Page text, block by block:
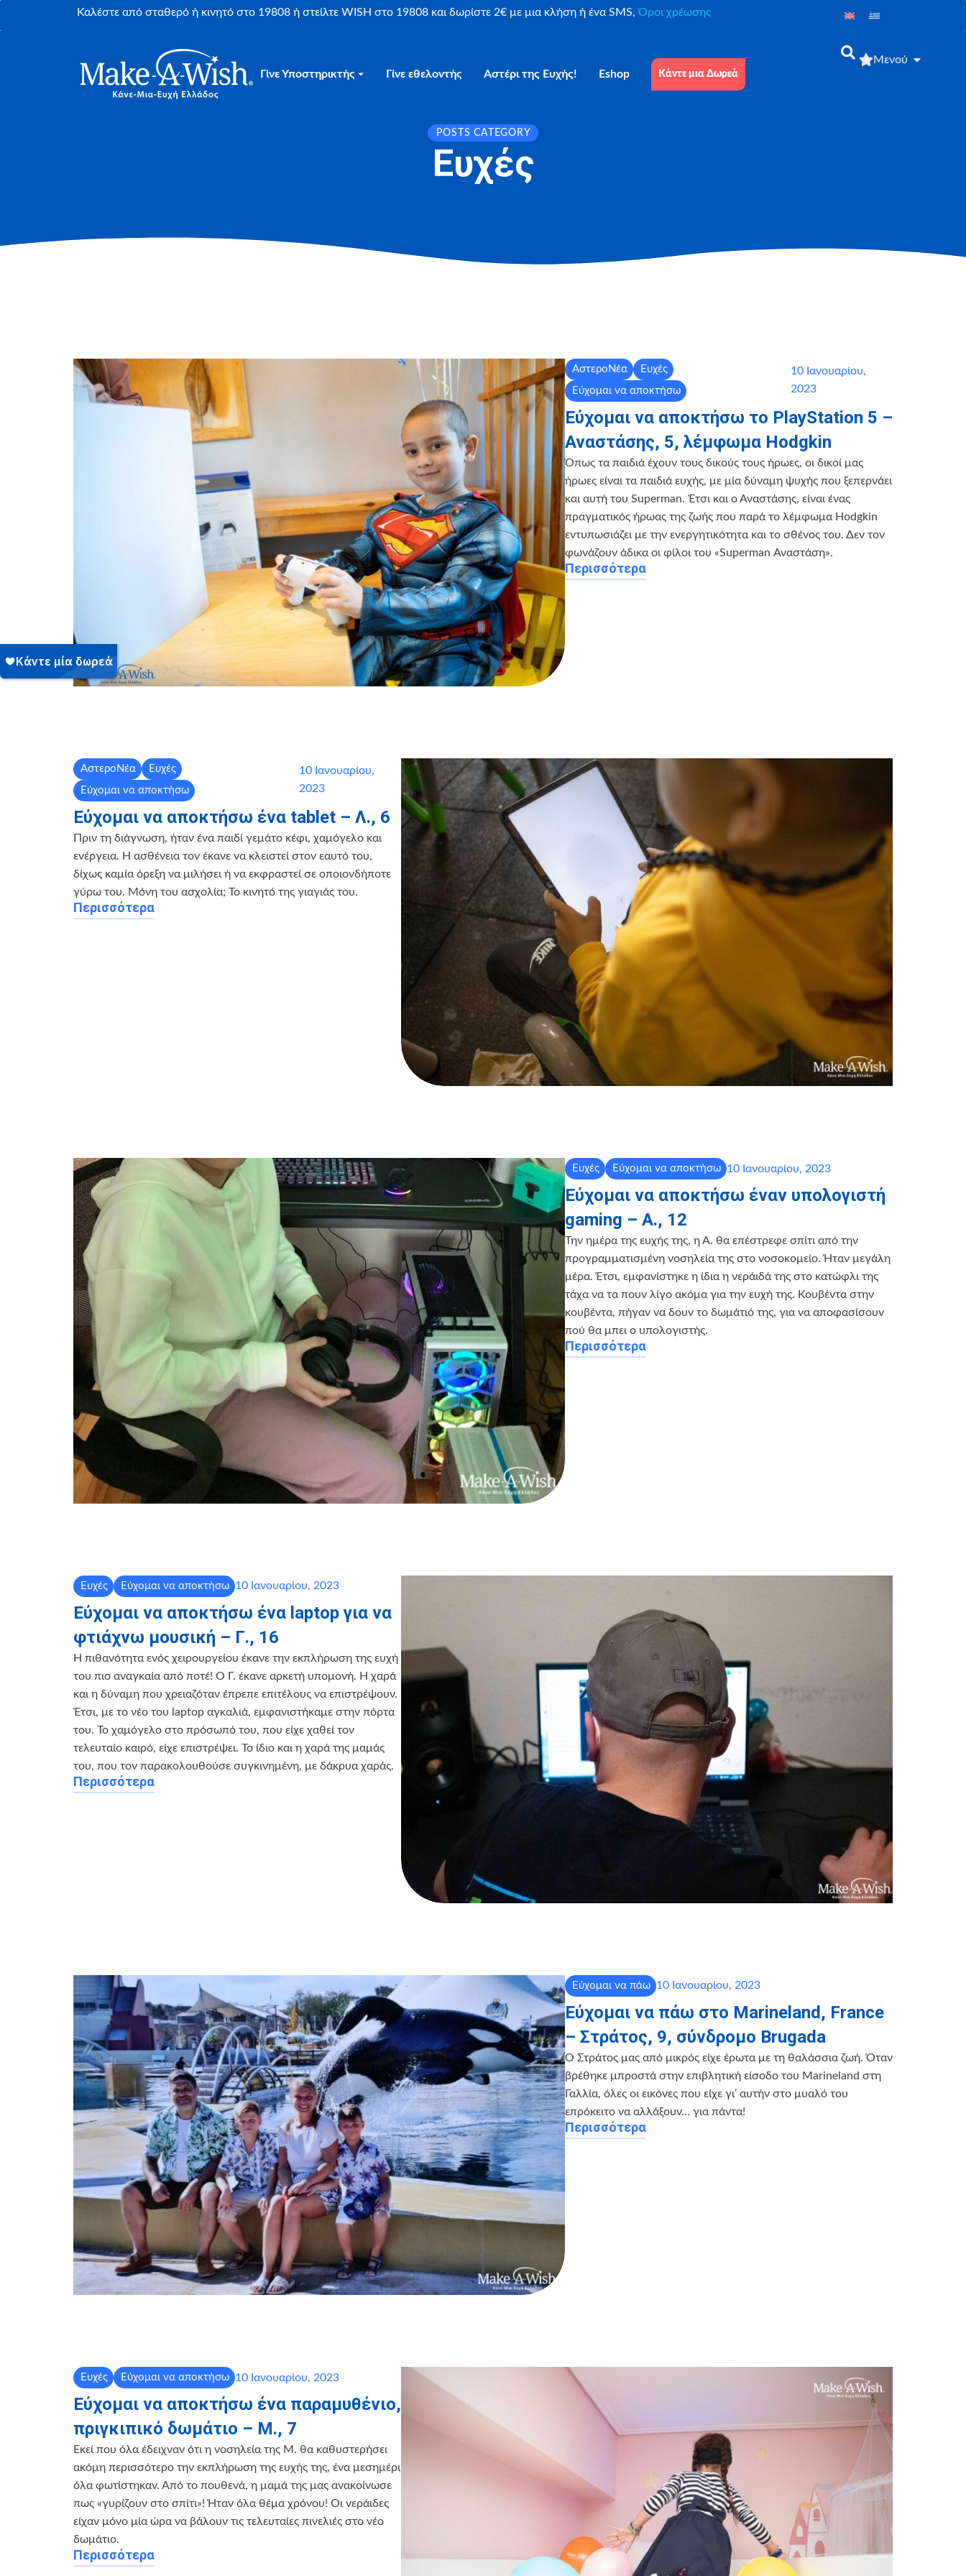
Καλέστε από σταθερό ή κινητό στο 19808 ή στείλτε WISH στο 19808 και δωρίστε 2€ με μια κλήση ή ένα SMS,Όροι χρέωσης
Γίνε Υποστηρικτής Γίνε εθελοντής Αστέρι της Ευχής! Eshop Κάντε μια Δωρεά
Μενού
POSTS CATEGORY
Ευχές
ΑστεροΝέα
Ευχές
Εύχομαι να αποκτήσω
10 Ιανουαρίου,
2023
Εύχομαι να αποκτήσω το PlayStation 5 –
Αναστάσης, 5, λέμφωμα Hodgkin
Όπως τα παιδιά έχουν τους δικούς τους ήρωες, οι δικοί μας
ήρωες είναι τα παιδιά ευχής, με μία δύναμη ψυχής που ξεπερνάει
και αυτή του Superman. Έτσι και ο Αναστάσης, είναι ένας
πραγματικός ήρωας της ζωής που παρά το λέμφωμα Hodgkin
εντυπωσιάζει με την ενεργητικότητα και το σθένος του. Δεν τον
φωνάζουν άδικα οι φίλοι του «Superman Αναστάση».
Περισσότερα
ΑστεροΝέα
Ευχές
Εύχομαι να αποκτήσω
10 Ιανουαρίου,
2023
Εύχομαι να αποκτήσω ένα tablet – Λ., 6
Πριν τη διάγνωση, ήταν ένα παιδί γεμάτο κέφι, χαμόγελο και
ενέργεια. Η ασθένεια τον έκανε να κλειστεί στον εαυτό του,
δίχως καμία όρεξη να μιλήσει ή να εκφραστεί σε οποιονδήποτε
γύρω του. Μόνη του ασχολία; Το κινητό της γιαγιάς του.
Περισσότερα
Ευχές Εύχομαι να αποκτήσω 10 Ιανουαρίου, 2023
Εύχομαι να αποκτήσω έναν υπολογιστή
gaming – Α., 12
Την ημέρα της ευχής της, η Α. θα επέστρεφε σπίτι από την
προγραμματισμένη νοσηλεία της στο νοσοκομείο. Ήταν μεγάλη
μέρα. Έτσι, εμφανίστηκε η ίδια η νεράιδά της στο κατώφλι της
τάχα να τα πουν λίγο ακόμα για την ευχή της. Κουβέντα στην
κουβέντα, πήγαν να δουν το δωμάτιό της, για να αποφασίσουν
πού θα μπει ο υπολογιστής.
Περισσότερα
Ευχές Εύχομαι να αποκτήσω 10 Ιανουαρίου, 2023
Εύχομαι να αποκτήσω ένα laptop για να
φτιάχνω μουσική – Γ., 16
Η πιθανότητα ενός χειρουργείου έκανε την εκπλήρωση της ευχή
του πιο αναγκαία από ποτέ! Ο Γ. έκανε αρκετή υπομονή. Η χαρά
και η δύναμη που χρειαζόταν έπρεπε επιτέλους να επιστρέψουν.
Έτσι, με το νέο του laptop αγκαλιά, εμφανιστήκαμε στην πόρτα
του. Το χαμόγελο στο πρόσωπό του, που είχε χαθεί τον
τελευταίο καιρό, είχε επιστρέψει. Το ίδιο και η χαρά της μαμάς
του, που τον παρακολουθούσε συγκινημένη, με δάκρυα χαράς.
Περισσότερα
Εύχομαι να πάω 10 Ιανουαρίου, 2023
Εύχομαι να πάω στο Marineland, France
– Στράτος, 9, σύνδρομο Brugada
Ο Στράτος μας από μικρός είχε έρωτα με τη θαλάσσια ζωή. Όταν
βρέθηκε μπροστά στην επιβλητική είσοδο του Marineland στη
Γαλλία, όλες οι εικόνες που είχε γι’ αυτήν στο μυαλό του
επρόκειτο να αλλάξουν… για πάντα!
Περισσότερα
Ευχές Εύχομαι να αποκτήσω 10 Ιανουαρίου, 2023
Εύχομαι να αποκτήσω ένα παραμυθένιο,
πριγκιπικό δωμάτιο – Μ., 7
Εκεί που όλα έδειχναν ότι η νοσηλεία της Μ. θα καθυστερήσει
ακόμη περισσότερο την εκπλήρωση της ευχής της, ένα μεσημέρι
όλα φωτίστηκαν. Από το πουθενά, η μαμά της μας ανακοίνωσε
πως «γυρίζουν στο σπίτι»! Ήταν όλα θέμα χρόνου! Οι νεράιδες
είχαν μόνο μία ώρα να βάλουν τις τελευταίες πινελιές στο νέο
δωμάτιο.
Περισσότερα